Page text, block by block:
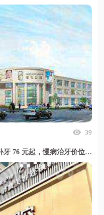
39
佛山曙光金子口腔孕期看牙花费？补牙 76 元起，慢病治牙价位透明且安心